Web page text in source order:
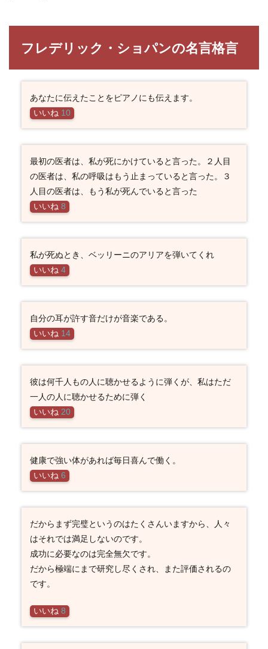
フレデリック・ショパンの名言格言
あなたに伝えたことをピアノにも伝えます。
いいね 10
最初の医者は、私が死にかけていると言った。２人目
の医者は、私の呼吸はもう止まっていると言った。３
人目の医者は、もう私が死んでいると言った
いいね 8
私が死ぬとき、ベッリーニのアリアを弾いてくれ
いいね 4
自分の耳が許す音だけが音楽である。
いいね 14
彼は何千人もの人に聴かせるように弾くが、私はただ
一人の人に聴かせるために弾く
いいね 20
健康で強い体があれば毎日喜んで働く。
いいね 6
だからまず完璧というのはたくさんいますから、人々
はそれでは満足しないのです。
成功に必要なのは完全無欠です。
だから極端にまで研究し尽くされ、また評価されるの
です。
いいね 8